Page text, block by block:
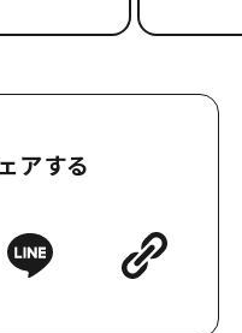
アする